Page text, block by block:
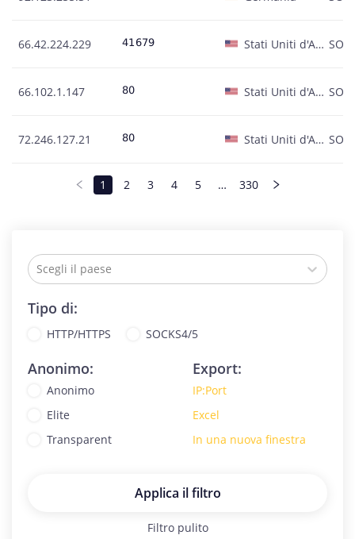
66.42.224.229 Stati Uniti d'America
66.102.1.147 Stati Uniti d'America
72.246.127.21 Stati Uniti d'America
1 2 3 4 5 … 330
Scegli il paese
Tipo di:
HTTP/HTTPS SOCKS4/5
Anonimo:
Anonimo
Elite
Transparent
Export:
IP:Port
Excel
In una nuova finestra
Applica il filtro
Filtro pulito